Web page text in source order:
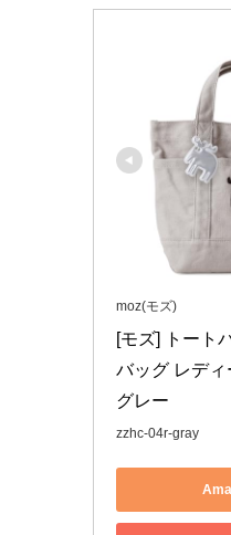
moz(モズ)
[モズ] トート
バッグ レデ
グレー
zzhc-04r-gray